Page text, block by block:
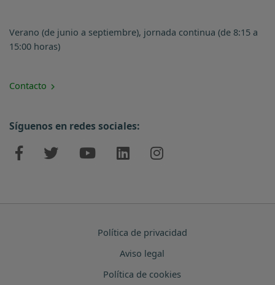
Verano (de junio a septiembre), jornada continua (de 8:15 a
15:00 horas)
Contacto
Síguenos en redes sociales:
Política de privacidad
Aviso legal
Política de cookies